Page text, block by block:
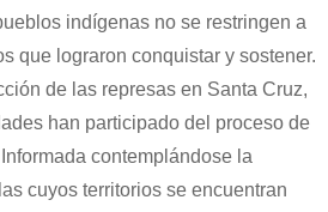
indígenas no se restringen a
que lograron conquistar y sostener.
de las represas en Santa Cruz,
han participado del proceso de
contemplándose la
cuyos territorios se encuentran